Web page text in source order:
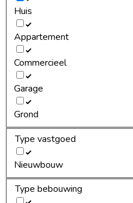
Huis
Appartement
Commercieel
Garage
Grond
Type vastgoed
Nieuwbouw
Type bebouwing